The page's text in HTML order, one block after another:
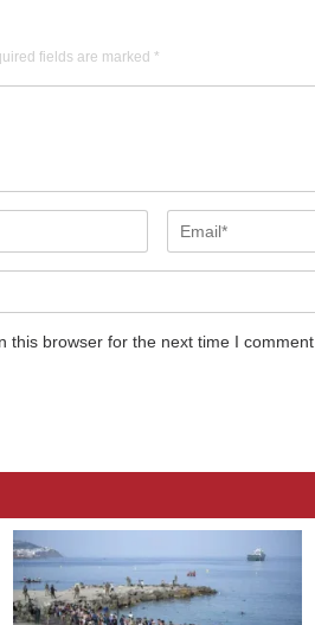
fields are marked *
this browser for the next time I comment.